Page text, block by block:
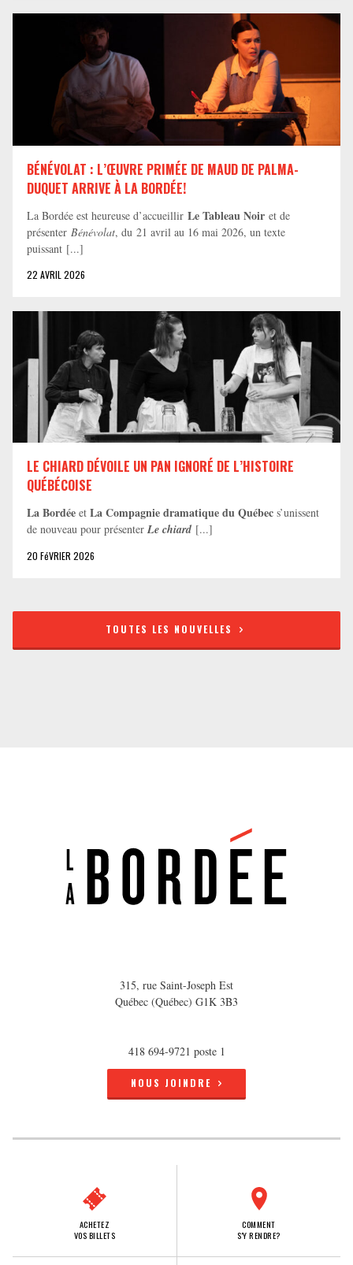
BÉNÉVOLAT : L’ŒUVRE PRIMÉE DE MAUD DE PALMA-
DUQUET ARRIVE À LA BORDÉE!
La Bordée est heureuse d’accueillir Le Tableau Noir et de
présenter Bénévolat, du 21 avril au 16 mai 2026, un texte
puissant [...]
22 AVRIL 2026
LE CHIARD DÉVOILE UN PAN IGNORÉ DE L’HISTOIRE
QUÉBÉCOISE
La Bordée et La Compagnie dramatique du Québec s’unissent
de nouveau pour présenter Le chiard [...]
20 FéVRIER 2026
TOUTES LES NOUVELLES
315, rue Saint-Joseph Est
Québec (Québec) G1K 3B3
418 694-9721 poste 1
NOUS JOINDRE
ACHETEZ
VOS BILLETS
COMMENT
S'Y RENDRE?